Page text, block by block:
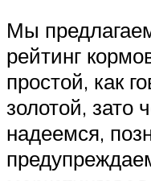
Мы
рейтинг
простой, как
золотой, зато
надеемся,